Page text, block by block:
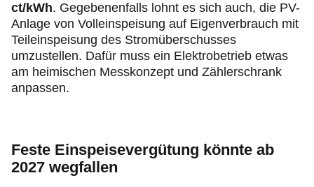
ct/kWh. Gegebenenfalls lohnt es sich auch, die PV-
Anlage von Volleinspeisung auf Eigenverbrauch mit
Teileinspeisung des Stromüberschusses
umzustellen. Dafür muss ein Elektrobetrieb etwas
am heimischen Messkonzept und Zählerschrank
anpassen.
Feste Einspeisevergütung könnte ab
2027 wegfallen